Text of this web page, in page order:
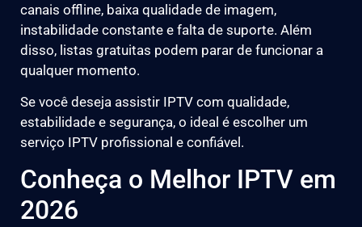
canais offline, baixa qualidade de imagem,
instabilidade constante e falta de suporte. Além
disso, listas gratuitas podem parar de funcionar a
qualquer momento.
Se você deseja assistir IPTV com qualidade,
estabilidade e segurança, o ideal é escolher um
serviço IPTV profissional e confiável.
Conheça o Melhor IPTV em
2026